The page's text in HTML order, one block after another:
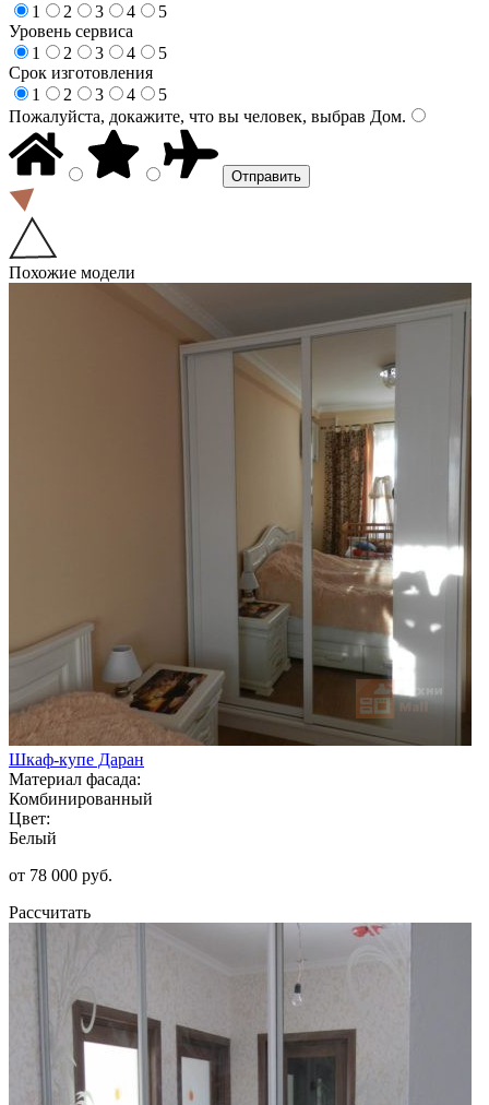
1
2 3 4
5
Уровень сервиса
1
2 3 4
5
Срок изготовления
1
2 3 4
5
Пожалуйста, докажите, что вы человек, выбрав Дом.
Похожие модели
Шкаф-купе Даран
Материал фасада:
Комбинированный
Цвет:
Белый
от 78 000 руб.
Рассчитать